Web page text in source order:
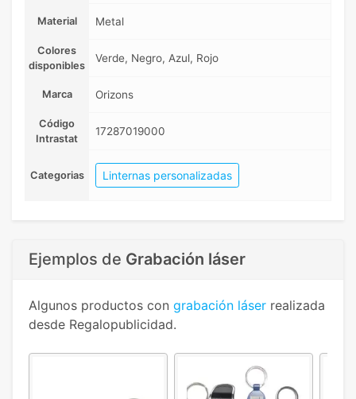
Material Metal
Colores
disponibles
Verde, Negro, Azul, Rojo
Marca Orizons
Código
Intrastat
17287019000
Categorias Linternas personalizadas
Ejemplos de Grabación láser
Algunos productos con grabación láser realizada
desde Regalopublicidad.